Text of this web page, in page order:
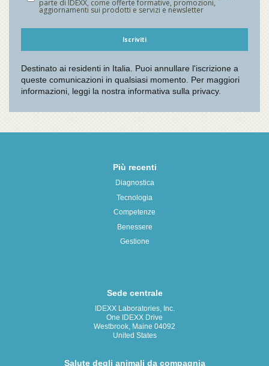
Più recenti
Diagnostica
Tecnologia
Competenze
Benessere
Gestione
Sede centrale
IDEXX Laboratories, Inc.
One IDEXX Drive
Westbrook, Maine 04092
United States
Salute degli animali da compagnia